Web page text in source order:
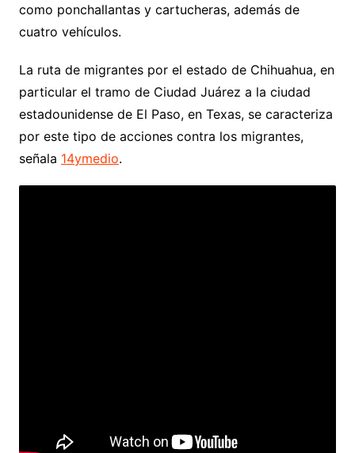
como ponchallantas y cartucheras, además de
cuatro vehículos.
La ruta de migrantes por el estado de Chihuahua, en
particular el tramo de Ciudad Juárez a la ciudad
estadounidense de El Paso, en Texas, se caracteriza
por este tipo de acciones contra los migrantes,
señala 14ymedio.